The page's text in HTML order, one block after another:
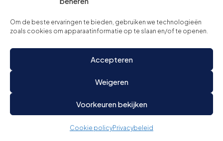
Om de beste ervaringen te bieden, gebruiken we technologieën
zoals cookies om apparaatinformatie op te slaan en/of te openen.
Accepteren
Weigeren
Voorkeuren bekijken
Cookie policyPrivacybeleid